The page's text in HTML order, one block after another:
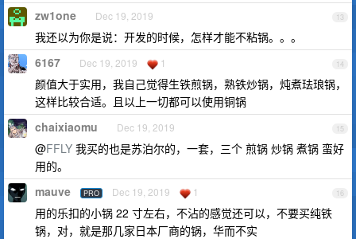
13
zw1one Dec 19, 2019
我还以为你是说：开发的时候，怎样才能不粘锅。。。
14
6167 Dec 19, 2019 1
颜值大于实用，我自己觉得生铁煎锅，熟铁炒锅，炖煮珐琅锅，
这样比较合适。且以上一切都可以使用铜锅
15
chaixiaomu Dec 19, 2019
@FFLY 我买的也是苏泊尔的，一套，三个 煎锅 炒锅 煮锅 蛮好
用的。
16
mauve PRO Dec 19, 2019 1
用的乐扣的小锅 22 寸左右，不沾的感觉还可以，不要买纯铁
锅，对，就是那几家日本厂商的锅，华而不实